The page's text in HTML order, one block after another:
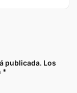
publicada. Los
*